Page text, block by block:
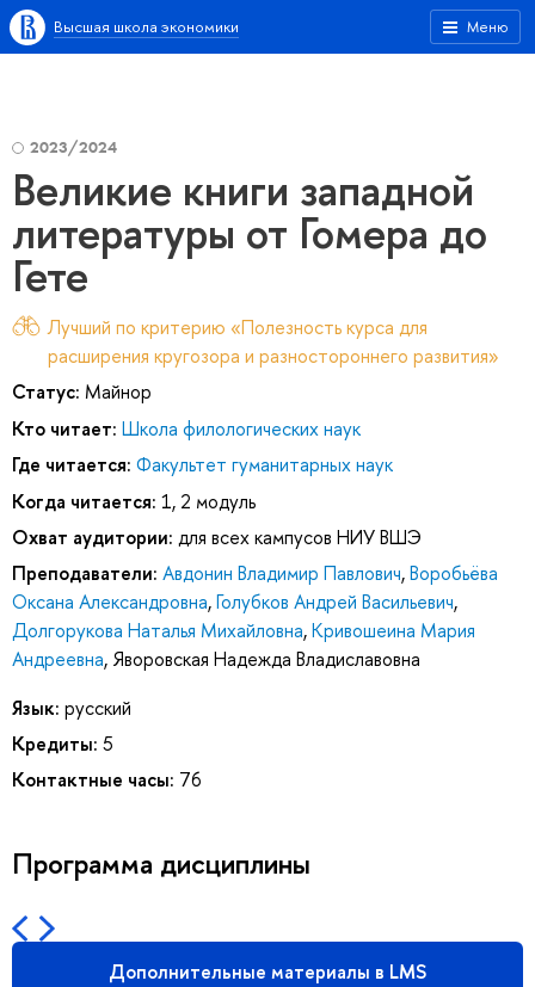
Меню
Высшая школа экономики
2023/2024
Великие книги западной
литературы от Гомера до
Гете
Лучший по критерию «Полезность курса для
расширения кругозора и разностороннего развития»
Статус: Майнор
Кто читает: Школа филологических наук
Где читается: Факультет гуманитарных наук
Когда читается: 1, 2 модуль
Охват аудитории: для всех кампусов НИУ ВШЭ
Преподаватели: Авдонин Владимир Павлович,Воробьёва
Оксана Александровна,Голубков Андрей Васильевич,
Долгорукова Наталья Михайловна,Кривошеина Мария
Андреевна, Яворовская Надежда Владиславовна
Язык: русский
Кредиты: 5
Контактные часы: 76
Программа дисциплины
Дополнительные материалы в LMS